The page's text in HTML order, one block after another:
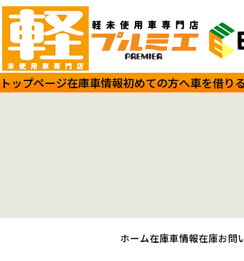
トップページ在庫車情報初めての方へ車を借りる
ホーム在庫車情報在庫お問